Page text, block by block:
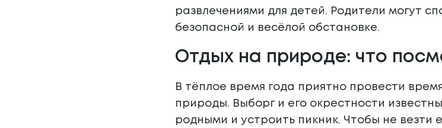
развлечениями для детей. Родители могут
безопасной и весёлой обстановке.
Отдых на природе: что
В тёплое время года приятно провести
природы. Выборг и его окрестности
родными и устроить пикник. Чтобы не везти